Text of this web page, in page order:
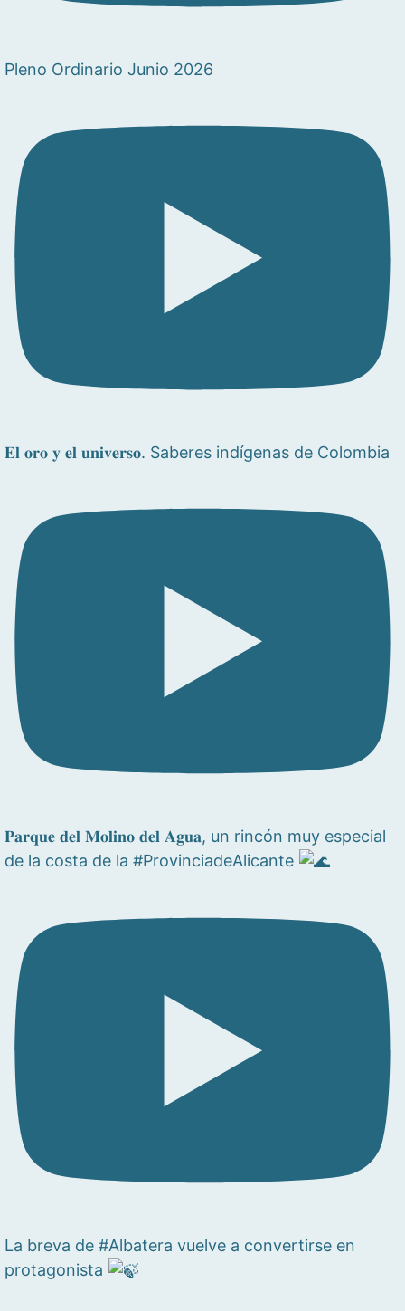
Pleno Ordinario Junio 2026
𝐄𝐥 𝐨𝐫𝐨 𝐲 𝐞𝐥 𝐮𝐧𝐢𝐯𝐞𝐫𝐬𝐨. Saberes indígenas de Colombia
𝐏𝐚𝐫𝐪𝐮𝐞 𝐝𝐞𝐥 𝐌𝐨𝐥𝐢𝐧𝐨 𝐝𝐞𝐥 𝐀𝐠𝐮𝐚, un rincón muy especial
de la costa de la #ProvinciadeAlicante
La breva de #Albatera vuelve a convertirse en
protagonista